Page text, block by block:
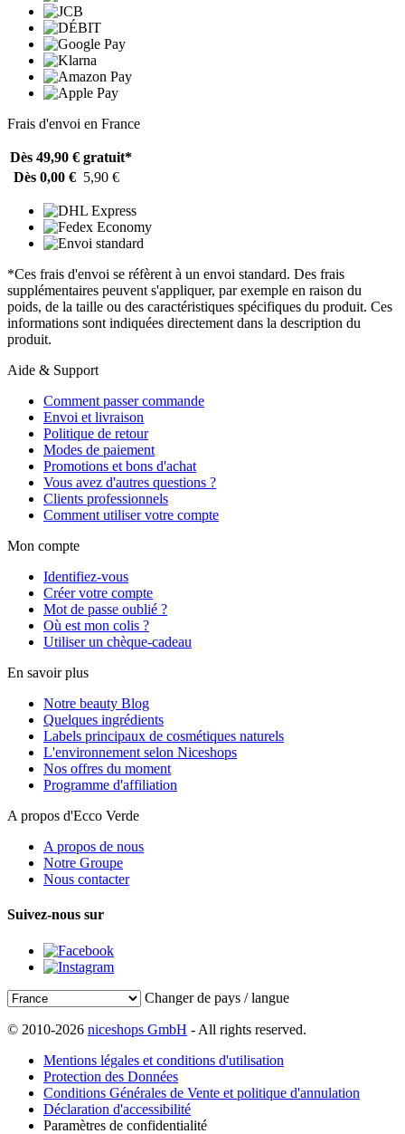
Frais d'envoi en France
Dès 49,90 € gratuit*
Dès 0,00 € 5,90 €
*Ces frais d'envoi se réfèrent à un envoi standard. Des frais
supplémentaires peuvent s'appliquer, par exemple en raison du
poids, de la taille ou des caractéristiques spécifiques du produit. Ces
informations sont indiquées directement dans la description du
produit.
Aide & Support
Comment passer commande
Envoi et livraison
Politique de retour
Modes de paiement
Promotions et bons d'achat
Vous avez d'autres questions ?
Clients professionnels
Comment utiliser votre compte
Mon compte
Identifiez-vous
Créer votre compte
Mot de passe oublié ?
Où est mon colis ?
Utiliser un chèque-cadeau
En savoir plus
Notre beauty Blog
Quelques ingrédients
Labels principaux de cosmétiques naturels
L'environnement selon Niceshops
Nos offres du moment
Programme d'affiliation
A propos d'Ecco Verde
A propos de nous
Notre Groupe
Nous contacter
Suivez-nous sur
Changer de pays / langue
© 2010-2026 niceshops GmbH - All rights reserved.
Mentions légales et conditions d'utilisation
Protection des Données
Conditions Générales de Vente et politique d'annulation
Déclaration d'accessibilité
Paramètres de confidentialité